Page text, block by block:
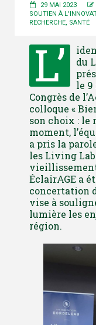
29 MAI 2023
SOUTIEN À
RECHERCHE, SANTÉ
L’
du
le 9
Congrès de
colloque «
son choix : le
moment,
a pris la
les Living
ÉclairAGE a
concertation
vise à
lumière les
région.